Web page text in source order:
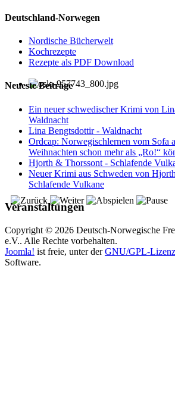
Deutschland-Norwegen
Nordische Bücherwelt
Kochrezepte
Rezepte als PDF Download
Neueste Beiträge
Ein neuer schwedischer Krimi von
Waldnacht
Lina Bengtsdottir - Waldnacht
Ordcap: Norwegischlernen vom Sofa
Weihnachten schon mehr als „Ro!“
Hjorth & Thorssont - Schlafende
Neuer Krimi aus Schweden von
Schlafende Vulkane
Veranstaltungen
Copyright © 2026 Deutsch-Norwegische
e.V.. Alle Rechte vorbehalten.
Joomla! ist freie, unter derGNU/GPL-Lizenz
Software.